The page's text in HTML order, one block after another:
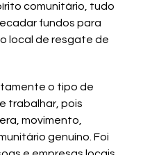
comunitário, tudo
fundos para
local de resgate de
o tipo de
trabalhar, pois
movimento,
genuíno. Foi